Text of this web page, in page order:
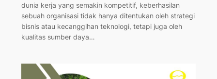
dunia kerja yang semakin kompetitif, keberhasilan
sebuah organisasi tidak hanya ditentukan oleh strategi
bisnis atau kecanggihan teknologi, tetapi juga oleh
kualitas sumber daya…